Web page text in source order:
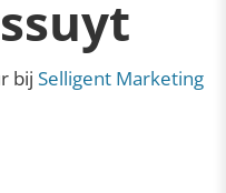
bij Selligent Marketing